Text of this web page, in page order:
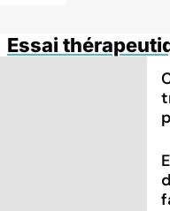
Essai